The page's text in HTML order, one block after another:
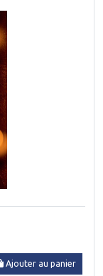
Ajouter au panier